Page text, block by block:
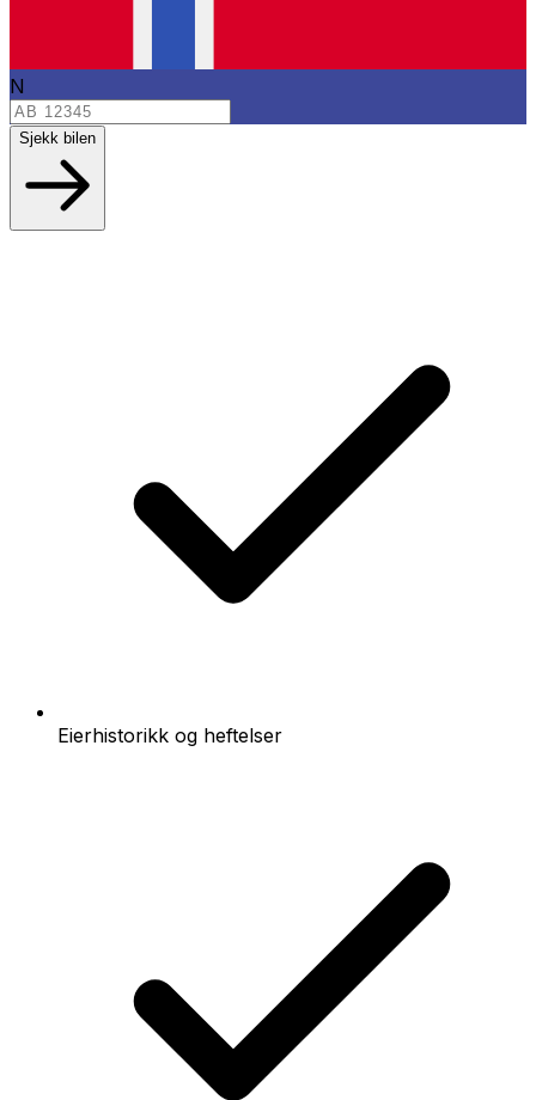
N
Sjekk bilen
Eierhistorikk og heftelser